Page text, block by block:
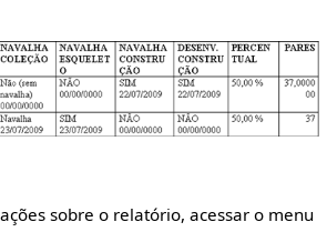
sobre o relatório, acessar o menu